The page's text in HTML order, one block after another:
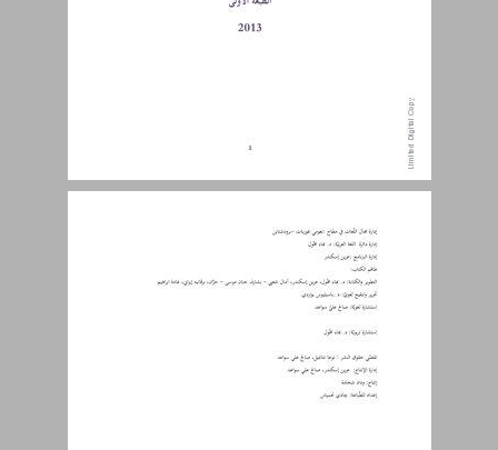
الفِهرس ... 3